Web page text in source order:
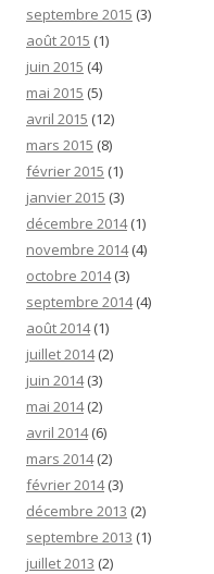
septembre 2015 (3)
août 2015 (1)
juin 2015 (4)
mai 2015 (5)
avril 2015 (12)
mars 2015 (8)
février 2015 (1)
janvier 2015 (3)
décembre 2014(1)
novembre 2014(4)
octobre 2014(3)
septembre 2014(4)
août 2014(1)
juillet 2014(2)
juin 2014(3)
mai 2014(2)
avril 2014(6)
mars 2014(2)
février 2014(3)
décembre 2013 (2)
septembre 2013 (1)
juillet 2013 (2)